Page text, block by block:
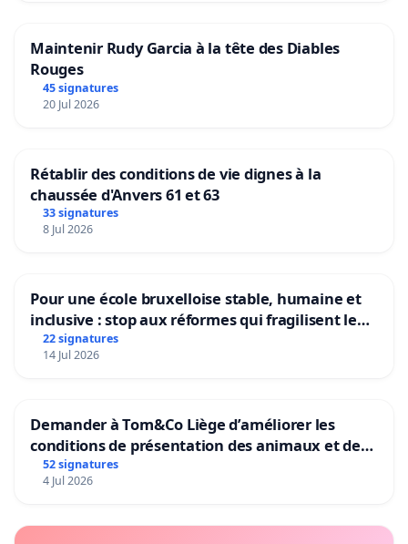
Maintenir Rudy Garcia à la tête des Diables
Rouges
45 signatures
20 Jul 2026
Rétablir des conditions de vie dignes à la
chaussée d'Anvers 61 et 63
33 signatures
8 Jul 2026
Pour une école bruxelloise stable, humaine et
inclusive : stop aux réformes qui fragilisent le
primaire
22 signatures
14 Jul 2026
Demander à Tom&Co Liège d’améliorer les
conditions de présentation des animaux et de
mettre fin à la vente d’animaux en magasin
52 signatures
4 Jul 2026